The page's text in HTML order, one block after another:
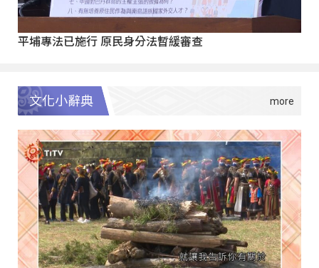
平埔專法已施行 原民身分法暫緩審查
文化小辭典